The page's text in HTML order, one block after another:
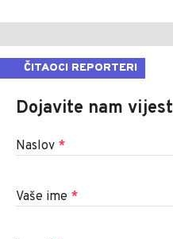
ČITAOCI REPORTERI
Dojavite nam vijest
Naslov *
Vaše ime *